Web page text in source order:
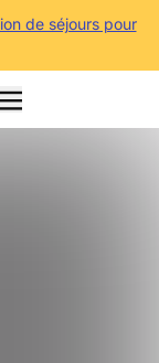
de séjours pour